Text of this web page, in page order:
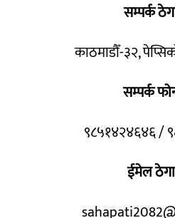
सम्पर्क
काठमाडौँ-३२,
सम्पर्क
९८५१४२४६४६ /
ईमेल